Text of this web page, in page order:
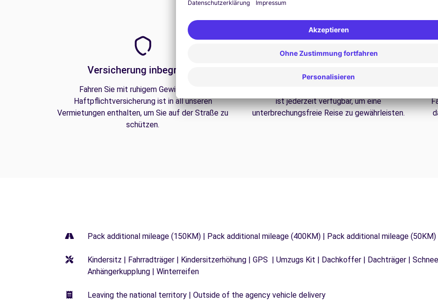
Versicherung inbegriffen
Fahren Sie mit ruhigem Gewissen. Die
Haftpflichtversicherung ist in all unseren
Vermietungen enthalten, um Sie auf der Straße zu
schützen.
ist jederzeit verfügbar, um eine
unterbrechungsfreie Reise zu gewährleisten.
Pack additional mileage (150KM) | Pack additional mileage (400KM) | Pack additional mileage (50KM)
Kindersitz | Fahrradträger | Kindersitzerhöhung | GPS | Umzugs Kit | Dachkoffer | Dachträger |
Anhängerkupplung | Winterreifen
Leaving the national territory | Outside of the agency vehicle delivery